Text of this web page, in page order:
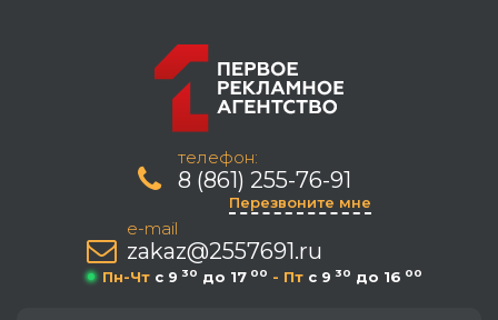
телефон:
8 (861) 255-76-91
Перезвоните мне
e-mail
zakaz@2557691.ru
Пн-Чт c 9 30 до 17 00 - Пт c 9 30 до 16 00